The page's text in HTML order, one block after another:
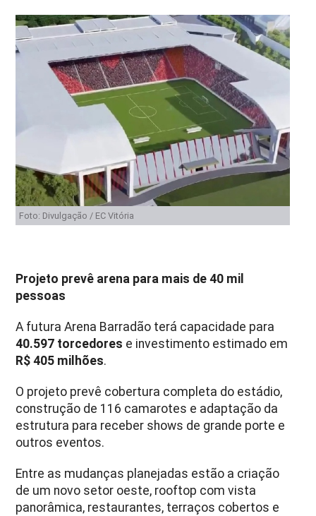
Foto: Divulgação / EC Vitória
Projeto prevê arena para mais de 40 mil
pessoas
A futura Arena Barradão terá capacidade para
40.597 torcedores e investimento estimado em
R$ 405 milhões.
O projeto prevê cobertura completa do estádio,
construção de 116 camarotes e adaptação da
estrutura para receber shows de grande porte e
outros eventos.
Entre as mudanças planejadas estão a criação
de um novo setor oeste, rooftop com vista
panorâmica, restaurantes, terraços cobertos e